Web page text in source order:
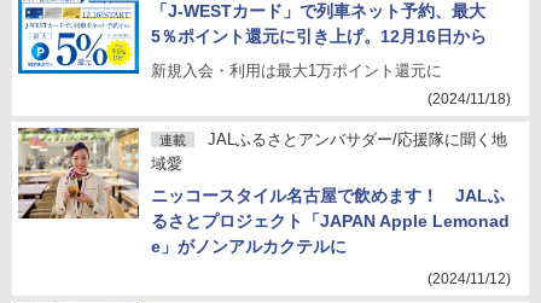
「J-WESTカード」で列車ネット予約、最大
5％ポイント還元に引き上げ。12月16日から
新規入会・利用は最大1万ポイント還元に
(2024/11/18)
連載
JALふるさとアンバサダー/応援隊に聞く地
域愛
ニッコースタイル名古屋で飲めます！ JALふ
るさとプロジェクト「JAPAN Apple Lemonad
e」がノンアルカクテルに
(2024/11/12)